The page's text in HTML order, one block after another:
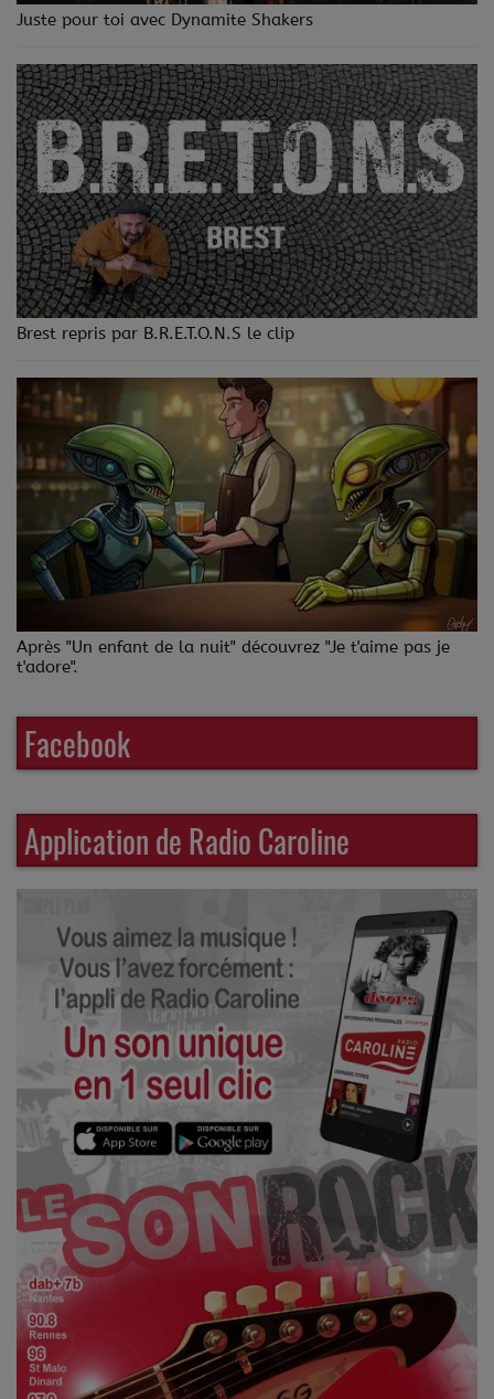
Juste pour toi avec Dynamite Shakers
Brest repris par B.R.E.T.O.N.S le clip
Après "Un enfant de la nuit" découvrez "Je t'aime pas je
t'adore".
Facebook
Application de Radio Caroline